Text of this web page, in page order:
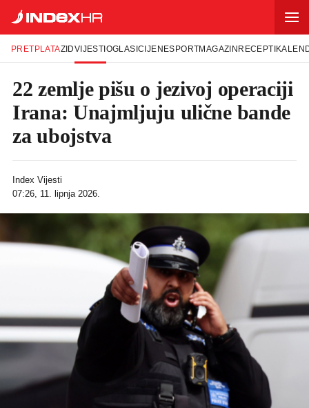
PRETPLATAZIDVIJESTI OGLASICIJENESPORTMAGAZIN RECEPTI
22 zemlje pišu o jezivoj operaciji
Irana: Unajmljuju ulične bande
za ubojstva
Index Vijesti
07:26, 11. lipnja 2026.